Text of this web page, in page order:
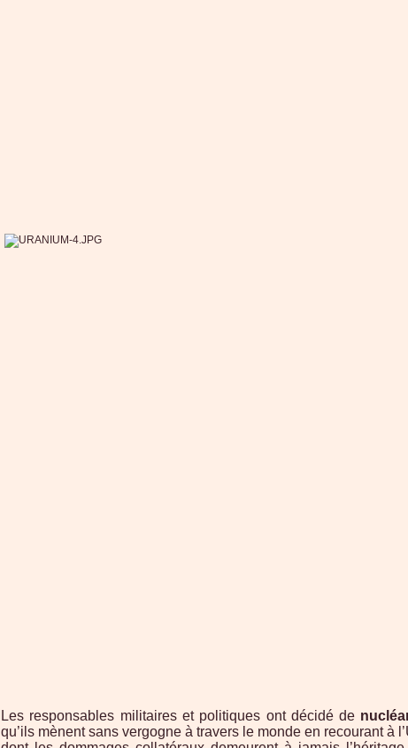
Les responsables militaires et politiques ont décidé de
qu’ils mènent sans vergogne à travers le monde en recourant à